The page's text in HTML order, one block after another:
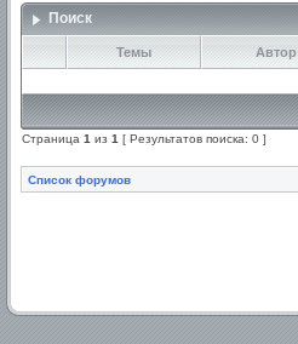
Поиск
Темы Автор
Страница 1 из 1 [ Результатов поиска: 0 ]
Список форумов